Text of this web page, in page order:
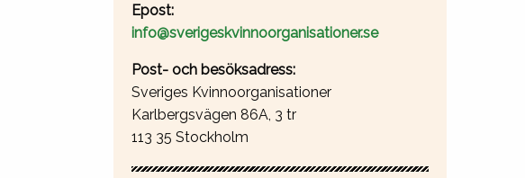
Epost:
info@sverigeskvinnoorganisationer.se
Post- och besöksadress:
Sveriges Kvinnoorganisationer
Karlbergsvägen 86A, 3 tr
113 35 Stockholm